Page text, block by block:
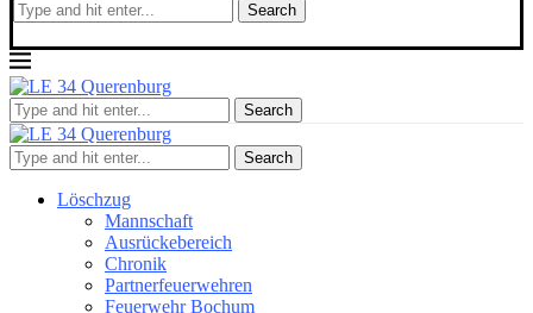
Search
Search
Search
Löschzug
Mannschaft
Ausrückebereich
Chronik
Partnerfeuerwehren
Feuerwehr Bochum